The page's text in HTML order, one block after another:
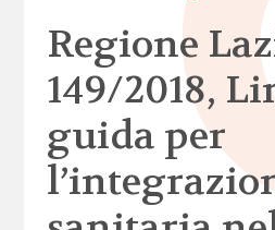
Regione
149/2018,
guida per